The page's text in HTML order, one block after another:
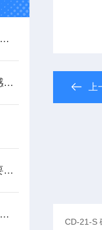
一体式振动传感器的工作原理是什么？
如何提高LVDT油动机位移传感器的精度？
LVDT油动机位移传感器的主要作用是什么？
智能瞬态转速表如何实现精确测量？